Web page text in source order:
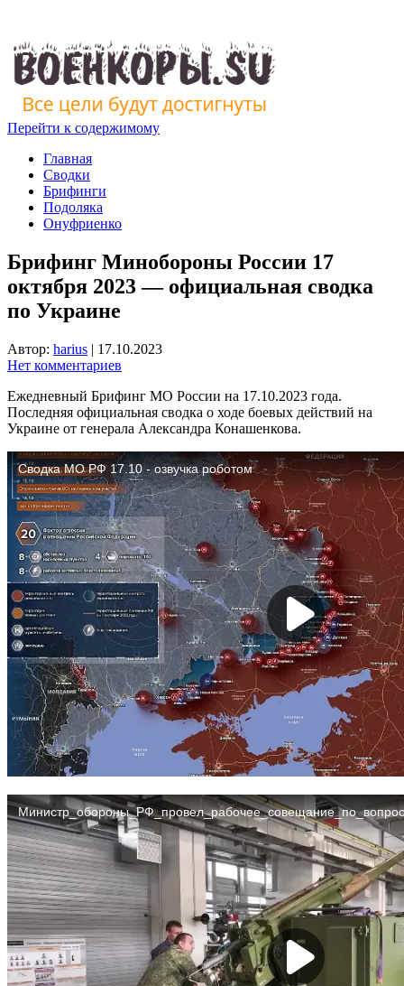
Перейти к содержимому
Главная
Сводки
Брифинги
Подоляка
Онуфриенко
Брифинг Минобороны России 17
октября 2023 — официальная сводка
по Украине
Автор: harius | 17.10.2023
Нет комментариев
Ежедневный Брифинг МО России на 17.10.2023 года.
Последняя официальная сводка о ходе боевых действий на
Украине от генерала Александра Конашенкова.